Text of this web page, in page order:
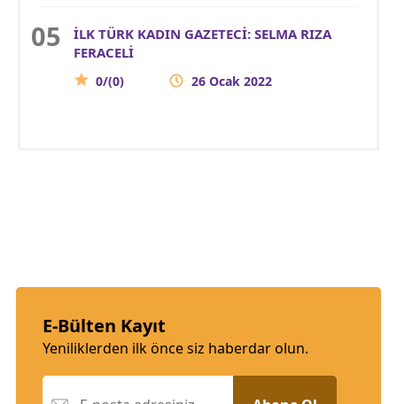
İLK TÜRK KADIN GAZETECİ: SELMA RIZA
FERACELİ
0/(0) 26 Ocak 2022
E-Bülten Kayıt
Yeniliklerden ilk önce siz haberdar olun.